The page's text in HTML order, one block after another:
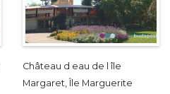
Château d eau de l île
Margaret, Île Marguerite